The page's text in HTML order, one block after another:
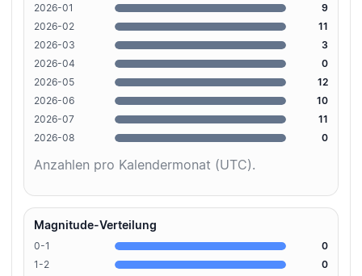
2026-01
9
2026-02
11
2026-03
3
2026-04
0
2026-05
12
2026-06
10
2026-07
11
2026-08
0
Anzahlen pro Kalendermonat (UTC).
Magnitude-Verteilung
0-1
0
1-2
0